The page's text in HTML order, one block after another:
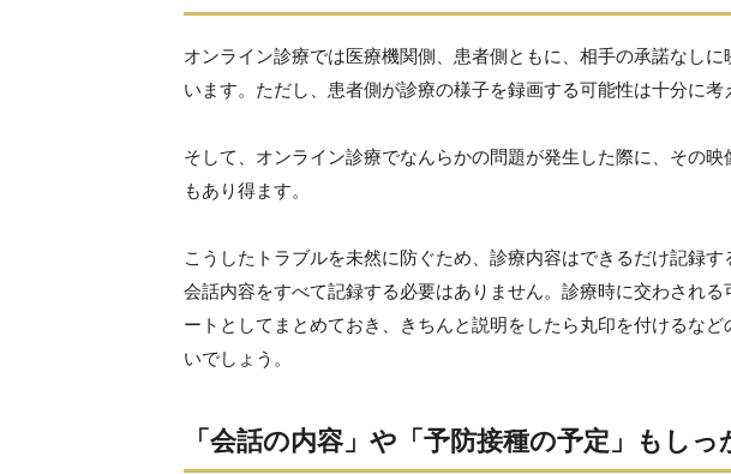
オンライン診療では医療機関側、患者側ともに、相手の承諾なし
います。ただし、患者側が診療の様子を録画する可能性は十分に考
そして、オンライン診療でなんらかの問題が発生した際に、その
もあり得ます。
こうしたトラブルを未然に防ぐため、診療内容はできるだけ記録す
会話内容をすべて記録する必要はありません。診療時に交わされ
ートとしてまとめておき、きちんと説明をしたら丸印を付けるな
いでしょう。
「会話の内容」や「予防接種の予定」もしっ